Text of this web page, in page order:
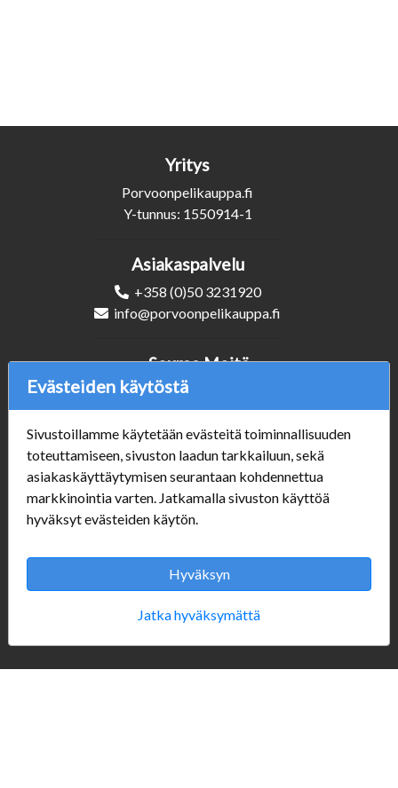
Yritys
Porvoonpelikauppa.fi
Y-tunnus: 1550914-1
Asiakaspalvelu
+358 (0)50 3231920
info@porvoonpelikauppa.fi
Verkkokauppa
#Yhteiskuntavastuu
#porvoonsithlord
Tilaus- ja toimitusehdot
Mannerheiminkatu 10
Aukioloajat:
Seuraa Meitä
Evästeiden käytöstä
Sivustoillamme käytetään evästeitä toiminnallisuuden
toteuttamiseen, sivuston laadun tarkkailuun, sekä
asiakaskäyttäytymisen seurantaan kohdennettua
markkinointia varten. Jatkamalla sivuston käyttöä
hyväksyt evästeiden käytön.
Hyväksyn
Jatka hyväksymättä